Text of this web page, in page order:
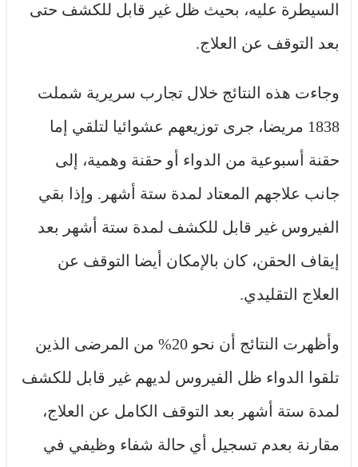
السيطرة عليه، بحيث ظل غير قابل للكشف حتى
بعد التوقف عن العلاج.
وجاءت هذه النتائج خلال تجارب سريرية شملت
1838 مريضا، جرى توزيعهم عشوائيا لتلقي إما
حقنة أسبوعية من الدواء أو حقنة وهمية، إلى
جانب علاجهم المعتاد لمدة ستة أشهر. وإذا بقي
الفيروس غير قابل للكشف لمدة ستة أشهر بعد
إيقاف الحقن، كان بالإمكان أيضا التوقف عن
العلاج التقليدي.
وأظهرت النتائج أن نحو 20% من المرضى الذين
تلقوا الدواء ظل الفيروس لديهم غير قابل للكشف
لمدة ستة أشهر بعد التوقف الكامل عن العلاج،
مقارنة بعدم تسجيل أي حالة شفاء وظيفي في